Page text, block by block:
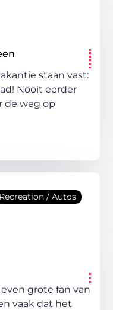
staan vast:
Nooit eerder
de weg op
Recreation / Autos
grote fan van
vaak dat het